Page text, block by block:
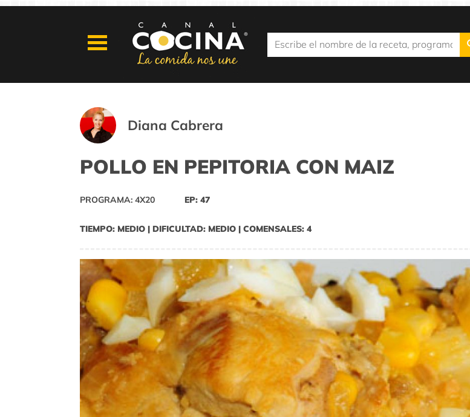
Diana Cabrera
POLLO EN PEPITORIA CON MAIZ
PROGRAMA: 4X20 EP: 47
TIEMPO: MEDIO | DIFICULTAD: MEDIO | COMENSALES: 4